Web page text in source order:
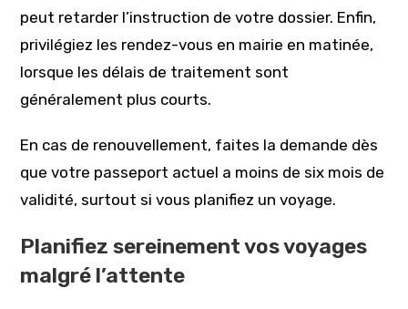
peut retarder l’instruction de votre dossier. Enfin,
privilégiez les rendez-vous en mairie en matinée,
lorsque les délais de traitement sont
généralement plus courts.
En cas de renouvellement, faites la demande dès
que votre passeport actuel a moins de six mois de
validité, surtout si vous planifiez un voyage.
Planifiez sereinement vos voyages
malgré l’attente